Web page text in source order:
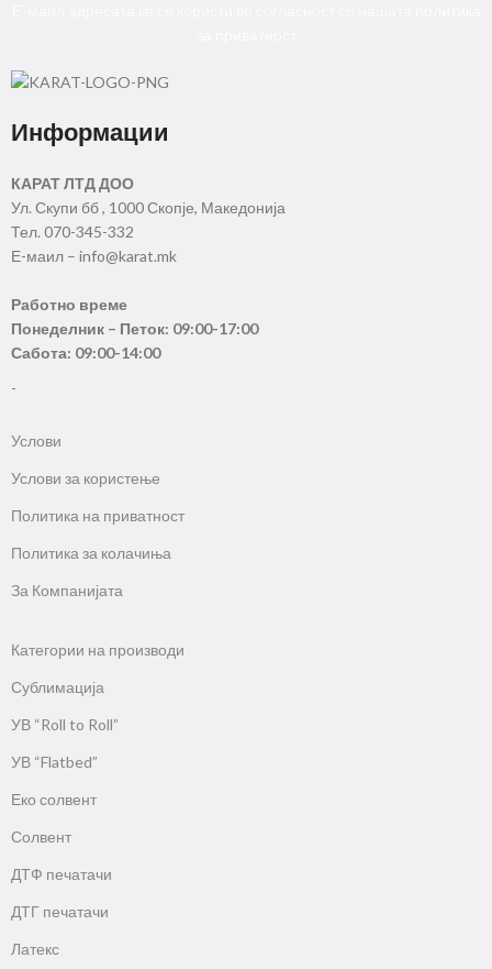
Информации
КАРАТ ЛТД ДОО
Ул. Скупи бб , 1000 Скопје, Македонија
Тел. 070-345-332
Е-маил – info@karat.mk
Работно време
Понеделник – Петок: 09:00-17:00
Сабота: 09:00-14:00
-
Услови
Услови за користење
Политика на приватност
Политика за колачиња
За Компанијата
Категории на производи
Сублимација
УВ “Roll to Roll”
УВ “Flatbed”
Еко солвент
Солвент
ДТФ печатачи
ДТГ печатачи
Латекс